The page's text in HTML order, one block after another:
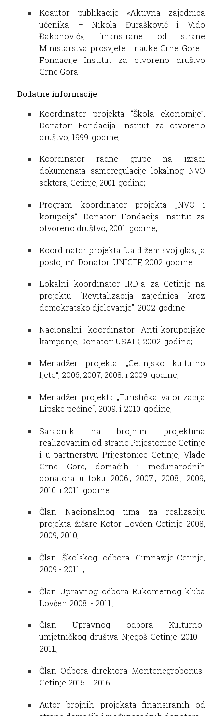
Koautor publikacije «Aktivna zajednica
učenika – Nikola Đurašković i Vido
Đakonović», finansirane od strane
Ministarstva prosvjete i nauke Crne Gore i
Fondacije Institut za otvoreno društvo
Crne Gora.
Dodatne informacije
Koordinator projekta “Škola ekonomije”.
Donator: Fondacija Institut za otvoreno
društvo, 1999. godine;
Koordinator radne grupe na izradi
dokumenata samoregulacije lokalnog NVO
sektora, Cetinje, 2001. godine;
Program koordinator projekta „NVO i
korupcija“. Donator: Fondacija Institut za
otvoreno društvo, 2001. godine;
Koordinator projekta “Ja dižem svoj glas, ja
postojim”. Donator: UNICEF, 2002. godine;
Lokalni koordinator IRD-a za Cetinje na
projektu “Revitalizacija zajednica kroz
demokratsko djelovanje”, 2002. godine;
Nacionalni koordinator Anti-korupcijske
kampanje, Donator: USAID, 2002. godine;
Menadžer projekta „Cetinjsko kulturno
ljeto“, 2006, 2007, 2008. i 2009. godine;
Menadžer projekta „Turistička valorizacija
Lipske pećine“, 2009. i 2010. godine;
Saradnik na brojnim projektima
realizovanim od strane Prijestonice Cetinje
i u partnerstvu Prijestonice Cetinje, Vlade
Crne Gore, domaćih i međunarodnih
donatora u toku 2006., 2007., 2008., 2009,
2010. i 2011. godine;
Član Nacionalnog tima za realizaciju
projekta žičare Kotor-Lovćen-Cetinje 2008,
2009, 2010;
Član Školskog odbora Gimnazije-Cetinje,
2009 - 2011. ;
Član Upravnog odbora Rukometnog kluba
Lovćen 2008. - 2011.;
Član Upravnog odbora Kulturno-
umjetničkog društva Njegoš-Cetinje 2010. -
2011.;
Član Odbora direktora Montenegrobonus-
Cetinje 2015. - 2016.
Autor brojnih projekata finansiranih od